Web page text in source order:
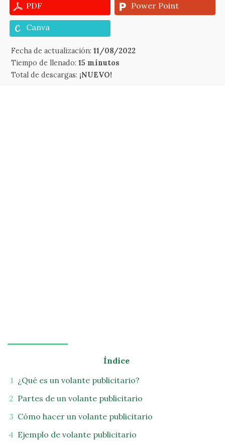
PDF Power Point
Canva
Fecha de actualización:11/08/2022
Tiempo de llenado:15 minutos
Total de descargas: ¡NUEVO!
Índice
¿Qué es un volante publicitario?
Partes de un volante publicitario
Cómo hacer un volante publicitario
Ejemplo de volante publicitario